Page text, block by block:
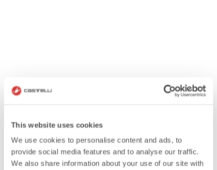
This website uses cookies
We use cookies to personalise content and ads, to
provide social media features and to analyse our traffic.
We also share information about your use of our site with